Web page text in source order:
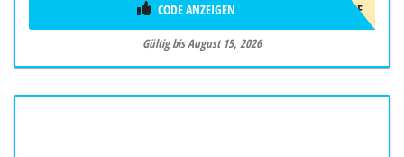
2DOSENPURE
CODE ANZEIGEN
Gültig bis August 15, 2026